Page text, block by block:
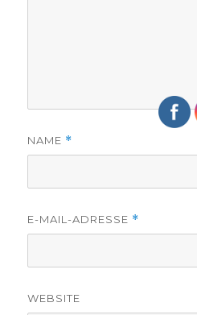
NAME *
E-MAIL-ADRESSE *
WEBSITE